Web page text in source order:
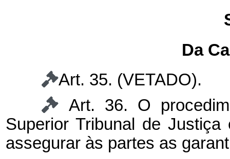
Da
Art. 35. (VETADO).
Art. 36. O
Superior Tribunal de
assegurar às partes as